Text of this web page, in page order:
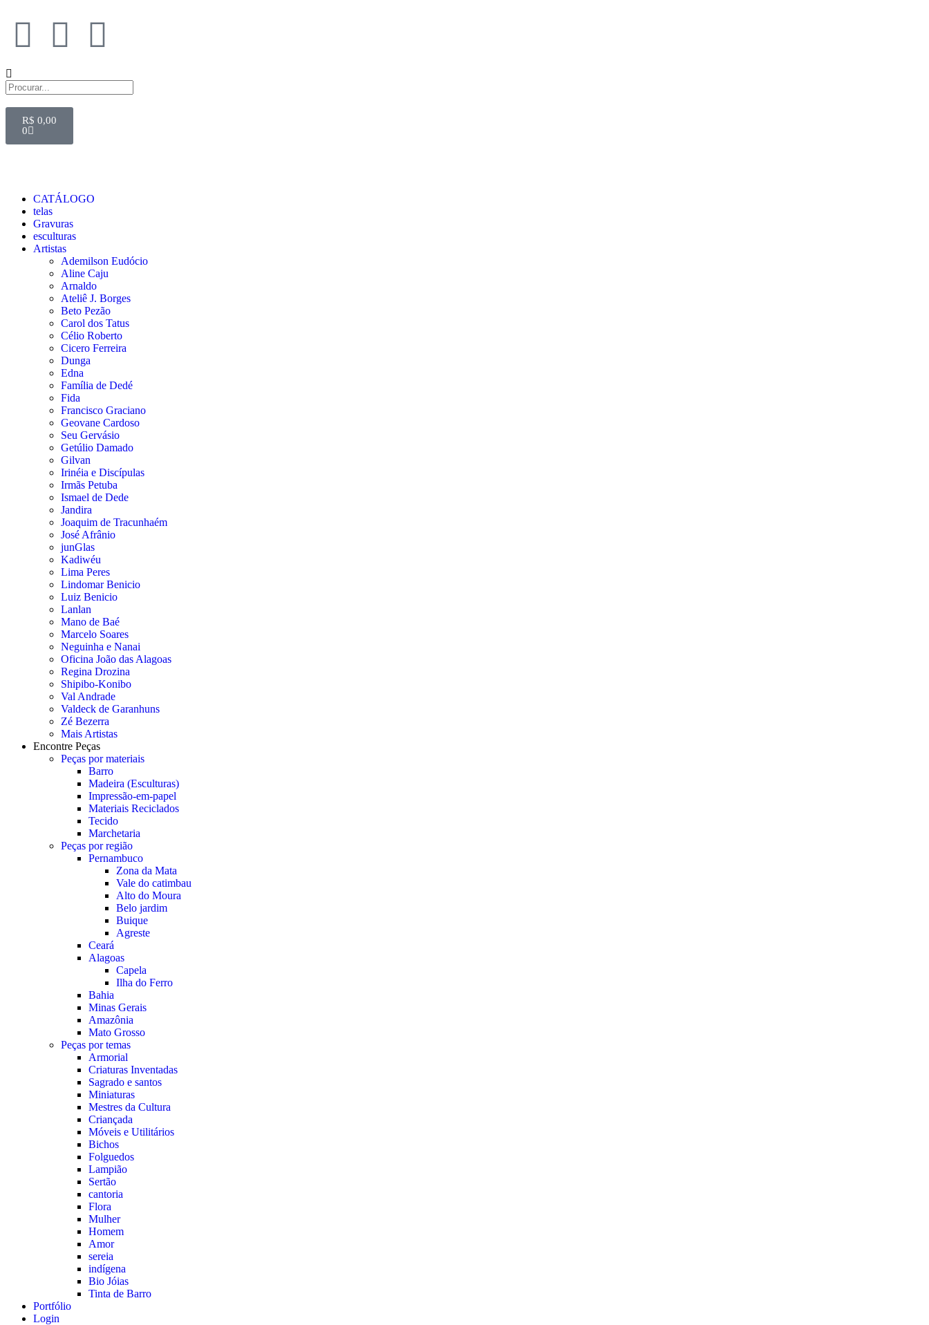
R$ 0,00
0
CATÁLOGO
telas
Gravuras
esculturas
Artistas
Ademilson Eudócio
Aline Caju
Arnaldo
Ateliê J. Borges
Beto Pezão
Carol dos Tatus
Célio Roberto
Cicero Ferreira
Dunga
Edna
Família de Dedé
Fida
Francisco Graciano
Geovane Cardoso
Seu Gervásio
Getúlio Damado
Gilvan
Irinéia e Discípulas
Irmãs Petuba
Ismael de Dede
Jandira
Joaquim de Tracunhaém
José Afrânio
junGlas
Kadiwéu
Lima Peres
Lindomar Benicio
Luiz Benicio
Lanlan
Mano de Baé
Marcelo Soares
Neguinha e Nanai
Oficina João das Alagoas
Regina Drozina
Shipibo-Konibo
Val Andrade
Valdeck de Garanhuns
Zé Bezerra
Mais Artistas
Encontre Peças
Peças por materiais
Barro
Madeira (Esculturas)
Impressão-em-papel
Materiais Reciclados
Tecido
Marchetaria
Peças por região
Pernambuco
Zona da Mata
Vale do catimbau
Alto do Moura
Belo jardim
Buique
Agreste
Ceará
Alagoas
Capela
Ilha do Ferro
Bahia
Minas Gerais
Amazônia
Mato Grosso
Peças por temas
Armorial
Criaturas Inventadas
Sagrado e santos
Miniaturas
Mestres da Cultura
Criançada
Móveis e Utilitários
Bichos
Folguedos
Lampião
Sertão
cantoria
Flora
Mulher
Homem
Amor
sereia
indígena
Bio Jóias
Tinta de Barro
Portfólio
Login